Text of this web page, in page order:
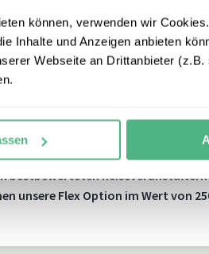
können, verwenden wir
Inhalte und Anzeigen anbieten
Webseite an Drittanbieter (z.B.
Flex Option im Wert von